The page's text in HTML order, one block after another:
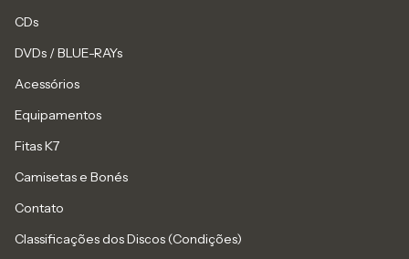
CDs
DVDs / BLUE-RAYs
Acessórios
Equipamentos
Fitas K7
Camisetas e Bonés
Contato
Classificações dos Discos (Condições)